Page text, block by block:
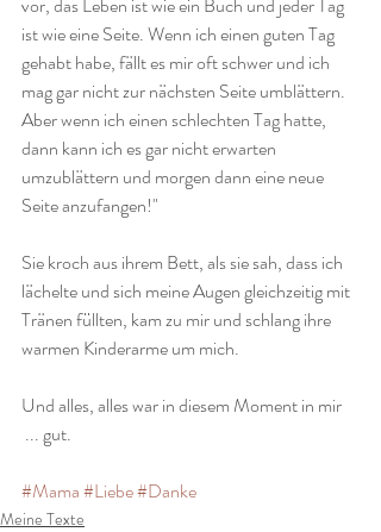
ist wie eine Seite. Wenn ich einen guten Tag
gehabt habe, fällt es mir oft schwer und ich
mag gar nicht zur nächsten Seite umblättern.
Aber wenn ich einen schlechten Tag hatte,
dann kann ich es gar nicht erwarten
umzublättern und morgen dann eine neue
Seite anzufangen!"
Sie kroch aus ihrem Bett, als sie sah, dass ich
lächelte und sich meine Augen gleichzeitig mit
Tränen füllten, kam zu mir und schlang ihre
warmen Kinderarme um mich.
Und alles, alles war in diesem Moment in mir
... gut.
#Mama#Liebe#Danke
Meine Texte